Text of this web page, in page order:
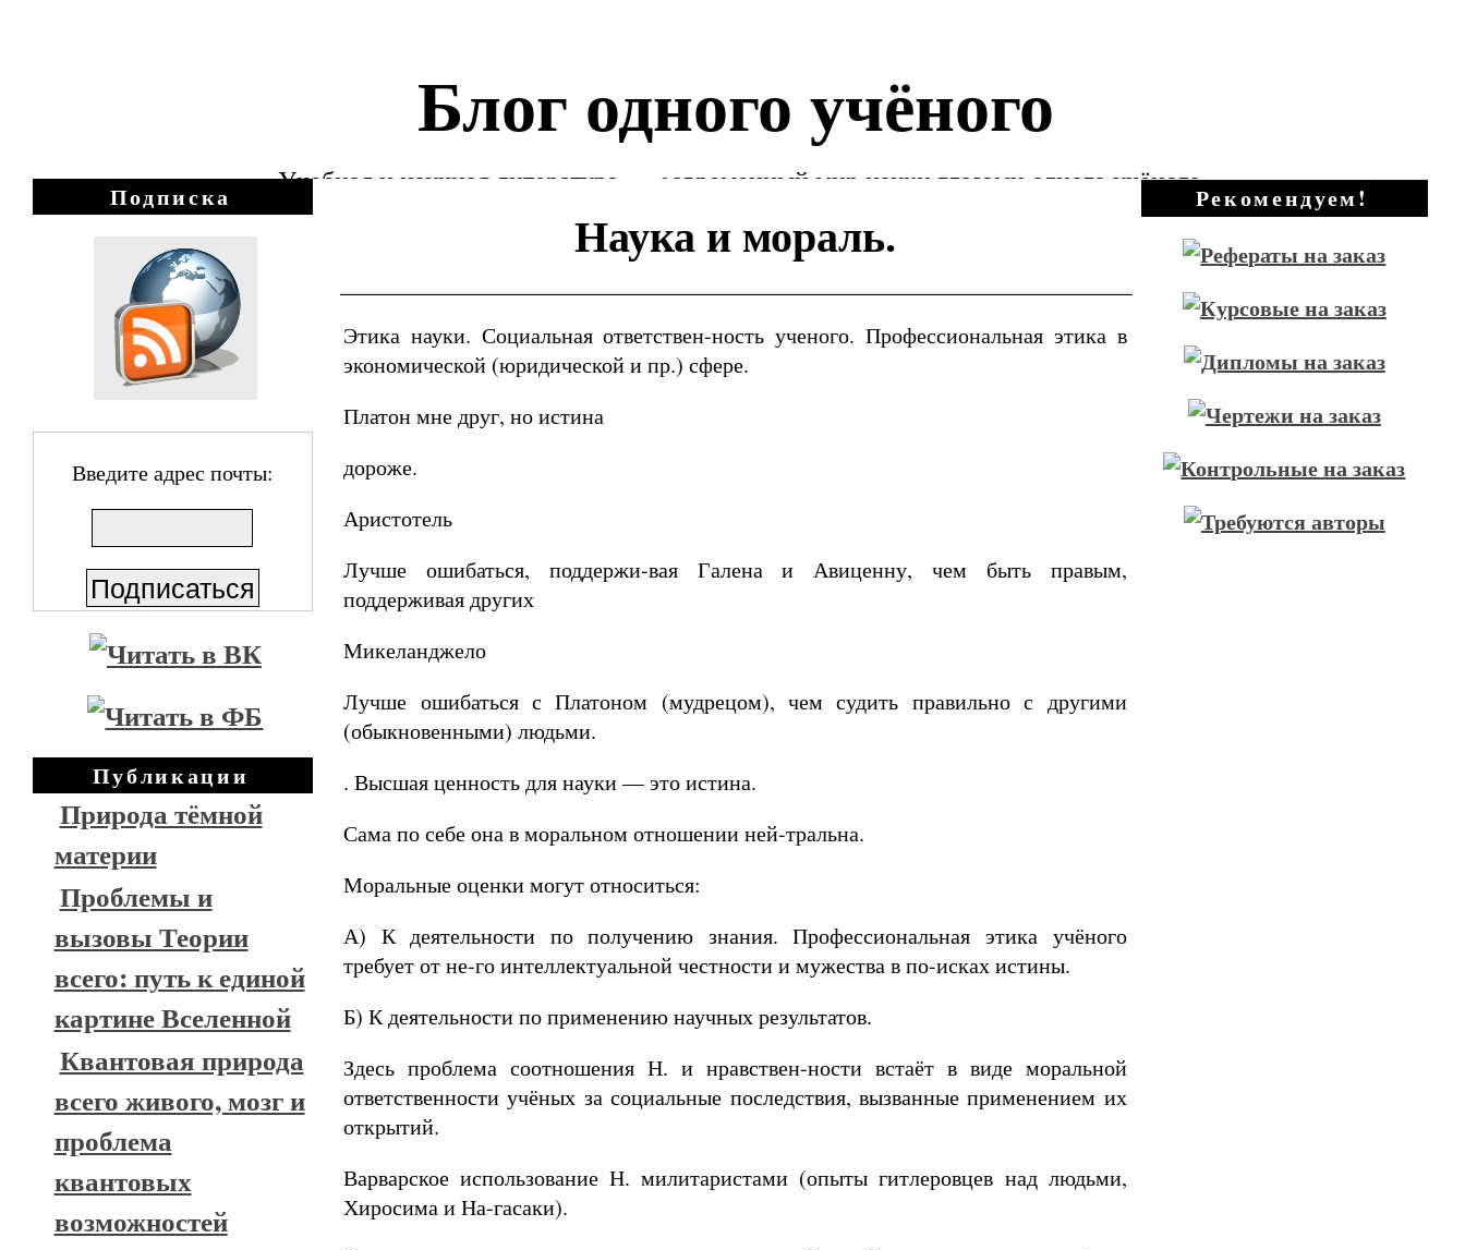
Блог одного учёного
Учебная и научная литература — cовременный мир науки глазами одного учёного
Подписка
Введите адрес почты:
Публикации
Природа тёмной
материи
Проблемы и
вызовы Теории
всего: путь к единой
картине Вселенной
Квантовая природа
всего живого, мозг и
проблема
квантовых
возможностей
Наука и мораль.
Этика науки. Социальная ответствен-ность ученого. Профессиональная этика в
экономической (юридической и пр.) сфере.
Платон мне друг, но истина
дороже.
Аристотель
Лучше ошибаться, поддержи-вая Галена и Авиценну, чем быть правым,
поддерживая других
Микеланджело
Лучше ошибаться с Платоном (мудрецом), чем судить правильно с другими
(обыкновенными) людьми.
. Высшая ценность для науки — это истина.
Сама по себе она в моральном отношении ней-тральна.
Моральные оценки могут относиться:
А) К деятельности по получению знания. Профессиональная этика учёного
требует от не-го интеллектуальной честности и мужества в по-исках истины.
Б) К деятельности по применению научных результатов.
Здесь проблема соотношения Н. и нравствен-ности встаёт в виде моральной
ответственности учёных за социальные последствия, вызванные применением их
открытий.
Варварское использование Н. милитаристами (опыты гитлеровцев над людьми,
Хиросима и На-гасаки).
Рекомендуем!